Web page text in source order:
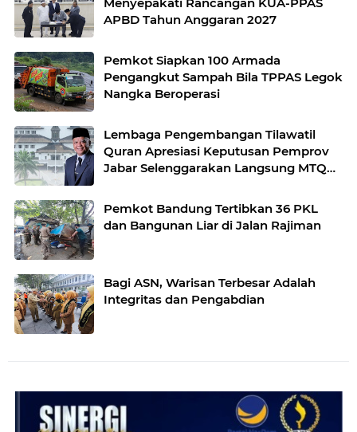
APBD Tahun Anggaran 2027
Pemkot Siapkan 100 Armada
Pengangkut Sampah Bila TPPAS Legok
Nangka Beroperasi
Lembaga Pengembangan Tilawatil
Quran Apresiasi Keputusan Pemprov
Jabar Selenggarakan Langsung MTQ
Pemkot Bandung Tertibkan 36 PKL
dan Bangunan Liar di Jalan Rajiman
Bagi ASN, Warisan Terbesar Adalah
Integritas dan Pengabdian